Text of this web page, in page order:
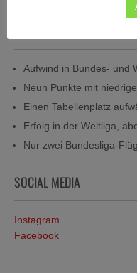
Aufwind in Bundes- und
Neun Punkte mit
Einen Tabellenplatz
Erfolg in der Weltliga,
Nur zwei Bundesliga-
SOCIAL MEDIA
Instagram
Facebook